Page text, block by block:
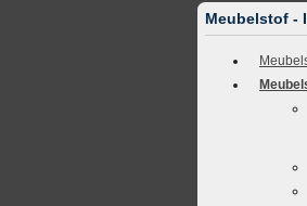
Meubelstof -